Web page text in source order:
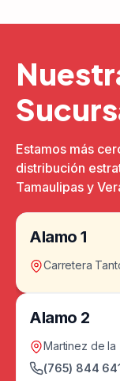
Estamos más
distribución
Tamaulipas y
Alamo 1
Carretera
Alamo 2
Martinez de la
(765) 844